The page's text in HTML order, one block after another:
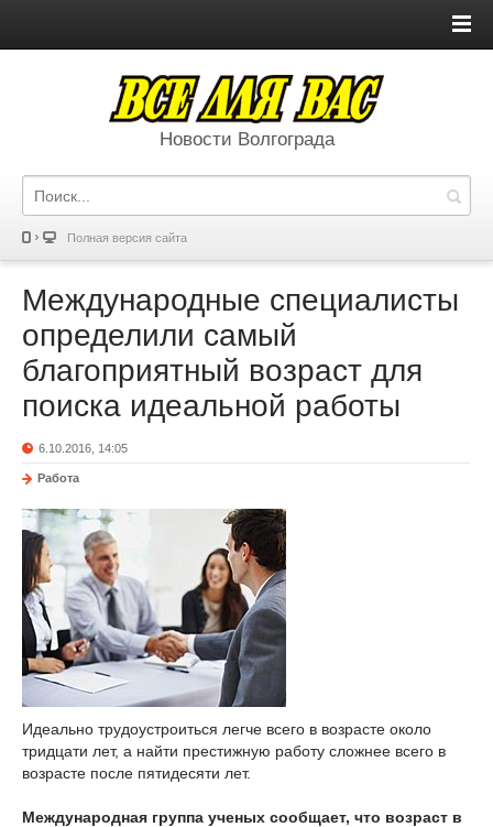
Новости Волгограда
Полная версия сайта
Международные специалисты
определили самый
благоприятный возраст для
поиска идеальной работы
6.10.2016, 14:05
Работа
Идеально трудоустроиться легче всего в возрасте около
тридцати лет, а найти престижную работу сложнее всего в
возрасте после пятидесяти лет.
Международная группа ученых сообщает, что возраст в